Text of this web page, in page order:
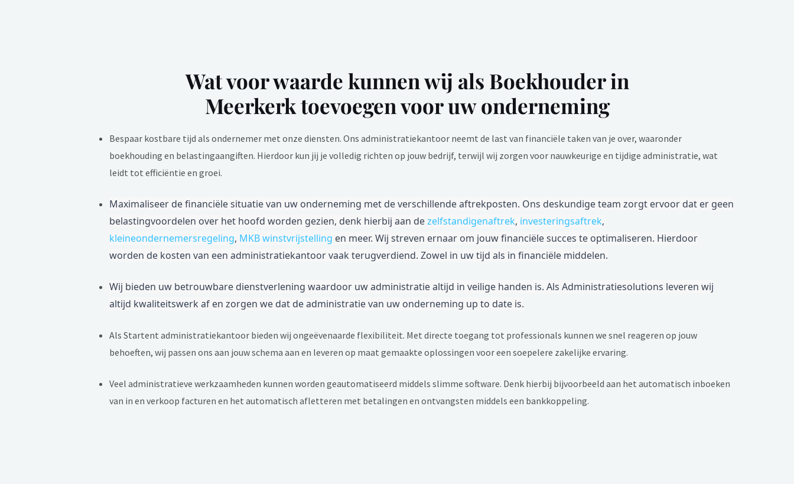
Wat voor waarde kunnen wij als Boekhouder in
Meerkerk toevoegen voor uw onderneming
Bespaar kostbare tijd als ondernemer met onze diensten. Ons administratiekantoor neemt de last van financiële taken van je over, waaronder
boekhouding en belastingaangiften. Hierdoor kun jij je volledig richten op jouw bedrijf, terwijl wij zorgen voor nauwkeurige en tijdige administratie, wat
leidt tot efficiëntie en groei.
Maximaliseer de financiële situatie van uw onderneming met de verschillende aftrekposten. Ons deskundige team zorgt ervoor dat er geen
belastingvoordelen over het hoofd worden gezien, denk hierbij aan dezelfstandigenaftrek, investeringsaftrek,
kleineondernemersregeling, MKB winstvrijstelling en meer. Wij streven ernaar om jouw financiële succes te optimaliseren. Hierdoor
worden de kosten van een administratiekantoor vaak terugverdiend. Zowel in uw tijd als in financiële middelen.
Wij bieden uw betrouwbare dienstverlening waardoor uw administratie altijd in veilige handen is. Als Administratiesolutions leveren wij
altijd kwaliteitswerk af en zorgen we dat de administratie van uw onderneming up to date is.
Als Startent administratiekantoor bieden wij ongeëvenaarde flexibiliteit. Met directe toegang tot professionals kunnen we snel reageren op jouw
behoeften, wij passen ons aan jouw schema aan en leveren op maat gemaakte oplossingen voor een soepelere zakelijke ervaring.
Veel administratieve werkzaamheden kunnen worden geautomatiseerd middels slimme software. Denk hierbij bijvoorbeeld aan het automatisch inboeken
van in en verkoop facturen en het automatisch afletteren met betalingen en ontvangsten middels een bankkoppeling.